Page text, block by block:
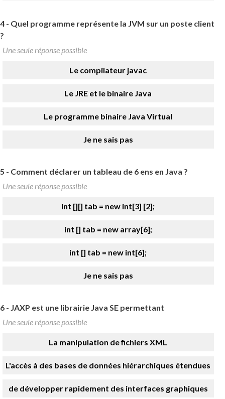
4 - Quel programme représente la JVM sur un poste client
?
Une seule réponse possible
Le compilateur javac
Le JRE et le binaire Java
Le programme binaire Java Virtual
Je ne sais pas
5 - Comment déclarer un tableau de 6 ens en Java ?
Une seule réponse possible
int [][] tab = new int[3] [2];
int [] tab = new array[6];
int [] tab = new int[6];
Je ne sais pas
6 - JAXP est une librairie Java SE permettant
Une seule réponse possible
La manipulation de fichiers XML
L'accès à des bases de données hiérarchiques étendues
de développer rapidement des interfaces graphiques